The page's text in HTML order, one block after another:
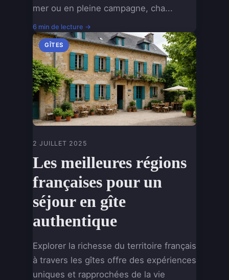
mer ou en pleine campagne, cha...
6 min de lecture →
GÎTES
2 JUILLET 2025
Les meilleures régions
françaises pour un
séjour en gîte
authentique
Explorer la richesse du territoire français
à travers les gîtes offre des expériences
uniques et rapprochées de la vie